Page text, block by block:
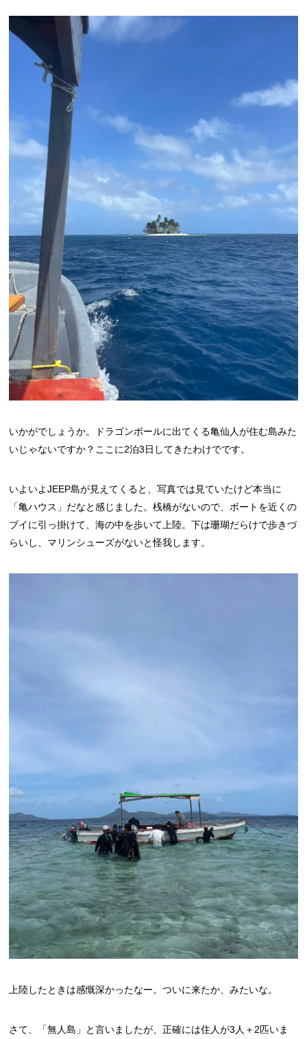
いかがでしょうか。ドラゴンボールに出てくる亀仙人が住む島みた
いじゃないですか？ここに2泊3日してきたわけでです。
いよいよJEEP島が見えてくると、写真では見ていたけど本当に
「亀ハウス」だなと感じました。桟橋がないので、ボートを近くの
ブイに引っ掛けて、海の中を歩いて上陸。下は珊瑚だらけで歩きづ
らいし、マリンシューズがないと怪我します。
上陸したときは感慨深かったなー。ついに来たか、みたいな。
さて、「無人島」と言いましたが、正確には住人が3人＋2匹いま